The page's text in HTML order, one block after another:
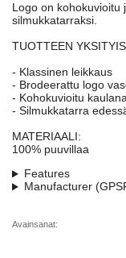
Logo on kohokuvioitu
silmukkatarraksi.
TUOTTEEN
- Klassinen leikkaus
- Brodeerattu logo
- Kohokuvioitu
- Silmukkatarra
MATERIAALI:
100% puuvillaa
Features
Manufacturer
Avainsanat: